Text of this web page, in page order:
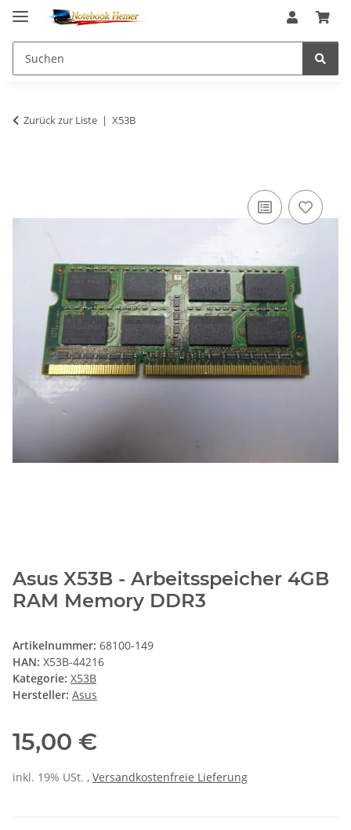
Zurück zur Liste X53B
Asus X53B - Arbeitsspeicher 4GB
RAM Memory DDR3
Artikelnummer: 68100-149
HAN: X53B-44216
Kategorie: X53B
Hersteller: Asus
15,00 €
inkl. 19% USt. , Versandkostenfreie Lieferung